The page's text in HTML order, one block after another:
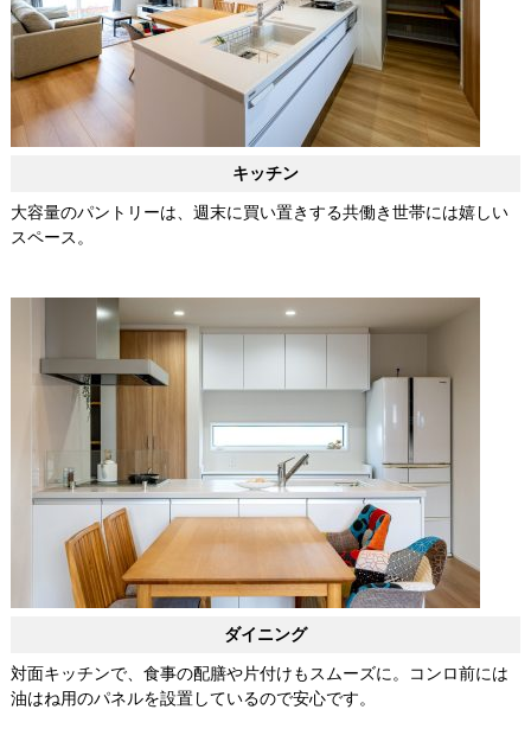
キッチン
大容量のパントリーは、週末に買い置きする共働き世帯には嬉しい
スペース。
ダイニング
対面キッチンで、食事の配膳や片付けもスムーズに。コンロ前には
油はね用のパネルを設置しているので安心です。